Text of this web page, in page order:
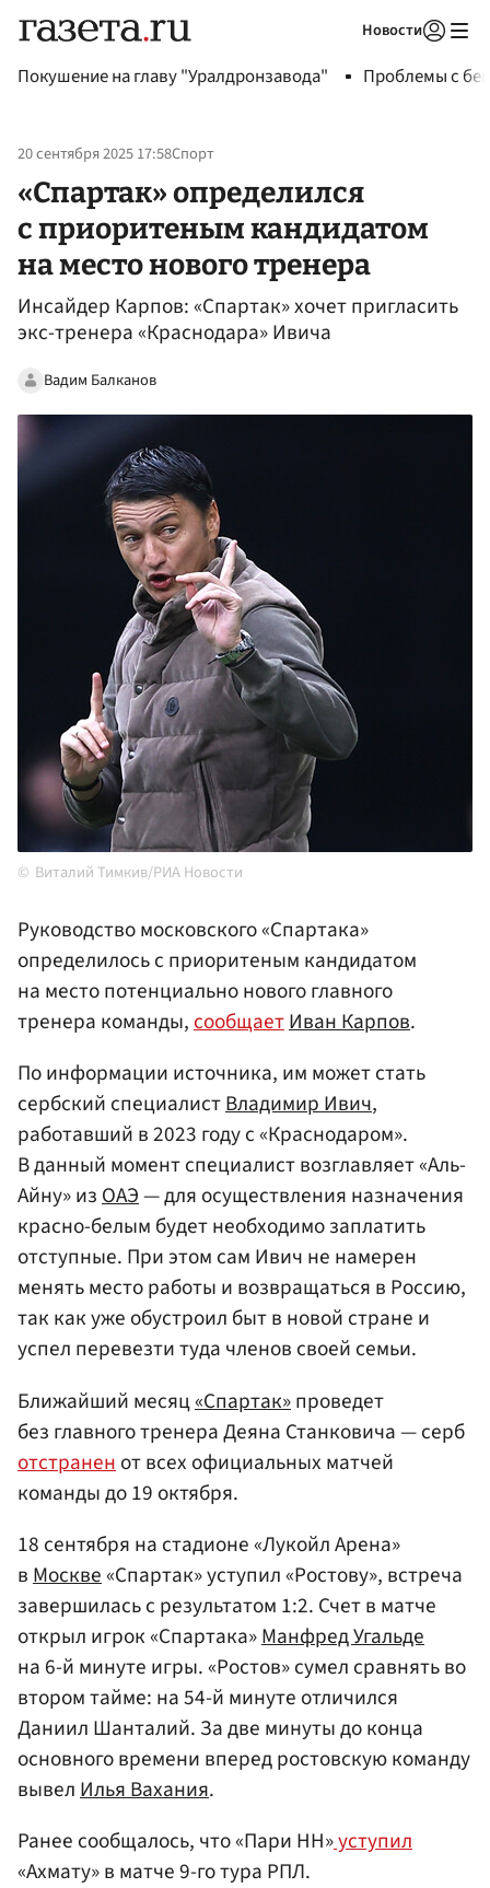
Новости
Покушение на главу "Уралдронзавода" Проблемы с
20 сентября 2025 17:58Спорт
«Спартак» определился
с приоритеным кандидатом
на место нового тренера
Инсайдер Карпов: «Спартак» хочет пригласить
экс-тренера «Краснодара» Ивича
Вадим Балканов
Виталий Тимкив/РИА Новости
Руководство московского «Спартака»
определилось с приоритеным кандидатом
на место потенциально нового главного
тренера команды,сообщаетИван Карпов.
По информации источника, им может стать
сербский специалистВладимир Ивич,
работавший в 2023 году с «Краснодаром».
В данный момент специалист возглавляет «Аль-
Айну» изОАЭ— для осуществления назначения
красно-белым будет необходимо заплатить
отступные. При этом сам Ивич не намерен
менять место работы и возвращаться в Россию,
так как уже обустроил быт в новой стране и
успел перевезти туда членов своей семьи.
Ближайший месяц«Спартак»проведет
без главного тренера Деяна Станковича — серб
отстранен от всех официальных матчей
команды до 19 октября.
18 сентября на стадионе «Лукойл Арена»
вМоскве«Спартак» уступил «Ростову», встреча
завершилась с результатом 1:2. Счет в матче
открыл игрок «Спартака»Манфред Угальде
на 6-й минуте игры. «Ростов» сумел сравнять во
втором тайме: на 54-й минуте отличился
Даниил Шанталий. За две минуты до конца
основного времени вперед ростовскую команду
вывелИлья Вахания.
Ранее сообщалось, что «Пари НН»уступил
«Ахмату» в матче 9-го тура РПЛ.